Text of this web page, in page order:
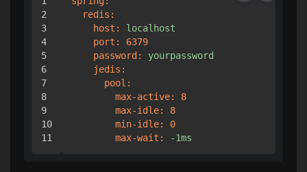
2
3
4
5
6
7
8
9
10
redis:
host:
localhost
port:
6379
password:
yourpassword
jedis:
pool:
max-active:
8
max-idle:
8
min-idle:
0
max-wait:
-1ms